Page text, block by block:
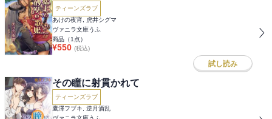
ティーンズラブ
あけの夜宵, 虎井シグマ
ヴァニラ文庫うふ
商品（1 点）
¥550 (税込)
試し読み
その瞳に射貫かれて
ティーンズラブ
鷹澤フブキ, 逆月酒乱